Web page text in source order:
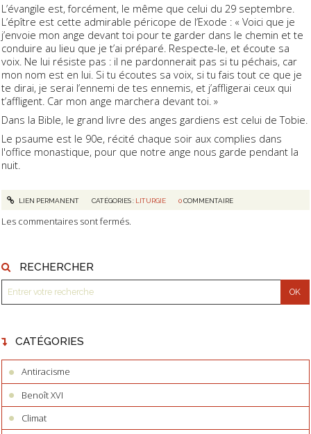
RECHERCHER
CATÉGORIES
Antiracisme
Benoît XVI
Climat
L’évangile est, forcément, le même que celui du 29 septembre.
L’épître est cette admirable péricope de l’Exode : « Voici que je
j’envoie mon ange devant toi pour te garder dans le chemin et te
conduire au lieu que je t’ai préparé. Respecte-le, et écoute sa
voix. Ne lui résiste pas : il ne pardonnerait pas si tu péchais, car
mon nom est en lui. Si tu écoutes sa voix, si tu fais tout ce que je
te dirai, je serai l’ennemi de tes ennemis, et j’affligerai ceux qui
t’affligent. Car mon ange marchera devant toi. »
Dans la Bible, le grand livre des anges gardiens est celui de Tobie.
Le psaume est le 90e, récité chaque soir aux complies dans
l'office monastique, pour que notre ange nous garde pendant la
nuit.
LIEN PERMANENT CATÉGORIES : LITURGIE 0COMMENTAIRE
Les commentaires sont fermés.